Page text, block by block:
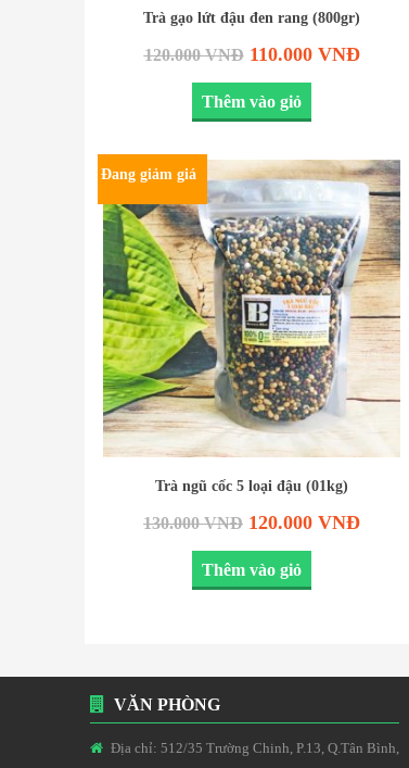
Trà gạo lứt đậu đen rang (800gr)
120.000VNĐ 110.000 VNĐ
Thêm vào giỏ
Đang giảm giá
Trà ngũ cốc 5 loại đậu (01kg)
130.000VNĐ 120.000 VNĐ
Thêm vào giỏ
VĂN PHÒNG
Địa chỉ: 512/35 Trường Chinh, P.13, Q.Tân Bình,